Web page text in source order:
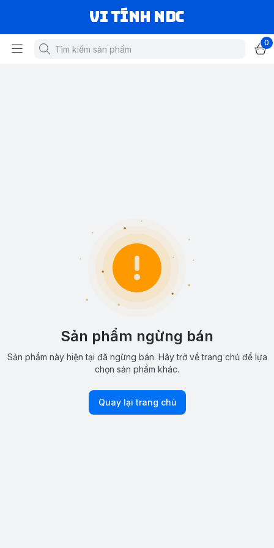
VI TÍNH NDC
0
Sản phẩm ngừng bán
Sản phẩm này hiện tại đã ngừng bán. Hãy trở về trang chủ để lựa
chọn sản phẩm khác.
Quay lại trang chủ